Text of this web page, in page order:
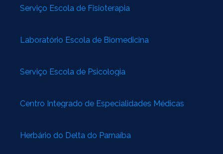
Serviço Escola de Fisioterapia
Laboratório Escola de Biomedicina
Serviço Escola de Psicologia
Centro Integrado de Especialidades Médicas
Herbário do Delta do Parnaíba